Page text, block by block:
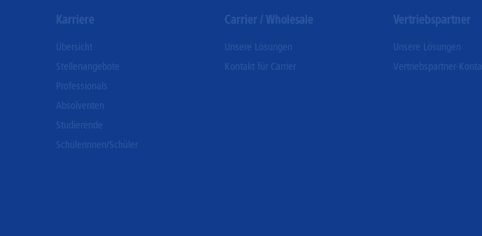
Karriere
Übersicht
Stellenangebote
Professionals
Absolventen
Studierende
Schülerinnen/Schüler
Carrier / Wholesale
Unsere Lösungen
Kontakt für Carrier
Vertriebspartner
Unsere Lösungen
Vertriebspartner-